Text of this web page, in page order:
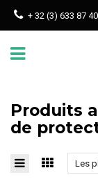
+ 32 (3) 633 87 40
Produits
de
Les